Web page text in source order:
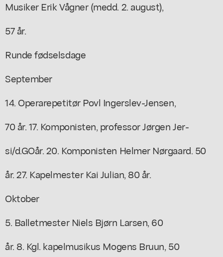
Musiker Erik Vågner (medd. 2. august),
57 år.
Runde fødselsdage
September
14. Operarepetitør Povl Ingerslev-Jensen,
70 år. 17. Komponisten, professor Jørgen Jer-
si/d.GOår. 20. Komponisten Helmer Nørgaard. 50
år. 27. Kapelmester Kai Julian, 80 år.
Oktober
5. Balletmester Niels Bjørn Larsen, 60
år. 8. Kgl. kapelmusikus Mogens Bruun, 50